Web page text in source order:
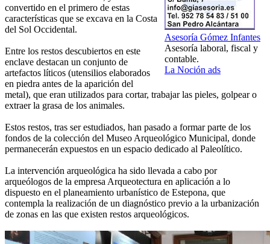
Asesoría Gómez Infantes
Asesoría laboral, fiscal y
contable.
La Noción ads
convertido en el primero de estas
características que se excava en la Costa
del Sol Occidental.
Entre los restos descubiertos en este
enclave destacan un conjunto de
artefactos líticos (utensilios elaborados
en piedra antes de la aparición del
metal), que eran utilizados para cortar, trabajar las pieles, golpear o
extraer la grasa de los animales.
Estos restos, tras ser estudiados, han pasado a formar parte de los
fondos de la colección del Museo Arqueológico Municipal, donde
permanecerán expuestos en un espacio dedicado al Paleolítico.
La intervención arqueológica ha sido llevada a cabo por
arqueólogos de la empresa Arqueotectura en aplicación a lo
dispuesto en el planeamiento urbanístico de Estepona, que
contempla la realización de un diagnóstico previo a la urbanización
de zonas en las que existen restos arqueológicos.